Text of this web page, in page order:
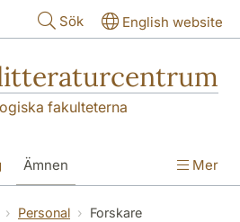
Sök English website
fakulteterna
Ämnen
Institutionen
Mer
Personal
Forskare